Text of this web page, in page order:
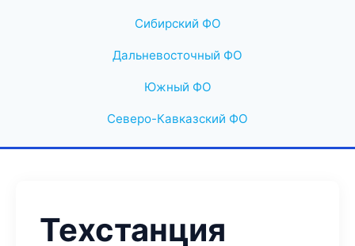
Сибирский ФО
Дальневосточный ФО
Южный ФО
Северо-Кавказский ФО
Техстанция